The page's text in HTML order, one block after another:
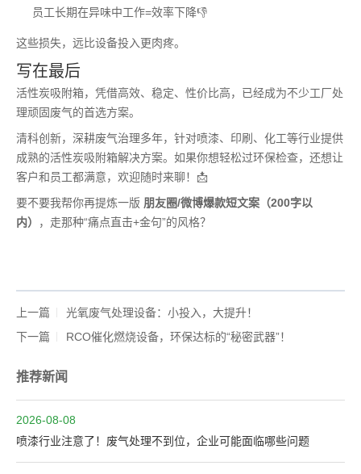
员工长期在异味中工作=效率下降👎
这些损失，远比设备投入更肉疼。
写在最后
活性炭吸附箱，凭借高效、稳定、性价比高，已经成为不少工厂处
理顽固废气的首选方案。
清科创新，深耕废气治理多年，针对喷漆、印刷、化工等行业提供
成熟的活性炭吸附箱解决方案。如果你想轻松过环保检查，还想让
客户和员工都满意，欢迎随时来聊！📩
要不要我帮你再提炼一版 朋友圈/微博爆款短文案（200字以
内）
，走那种“痛点直击+金句”的风格？
上一篇
光氧废气处理设备：小投入，大提升！
下一篇
RCO催化燃烧设备，环保达标的“秘密武器”！
推荐新闻
2026-08-08
喷漆行业注意了！废气处理不到位，企业可能面临哪些问题